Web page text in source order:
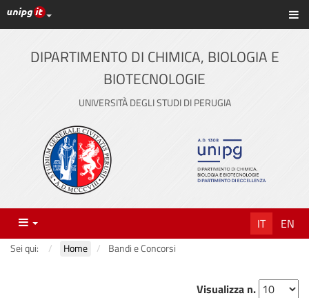
Vai
al
contenuto
principale
Link ai principali servizi web di Ateneo
DIPARTIMENTO DI CHIMICA, BIOLOGIA E
BIOTECNOLOGIE
UNIVERSITÀ DEGLI STUDI DI PERUGIA
Menu IT EN
Sei qui: Home Bandi e Concorsi
Visualizza n.